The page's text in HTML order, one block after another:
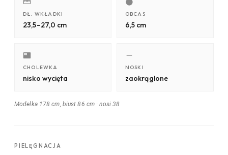
DŁ. WKŁADKI
23,5–27,0 cm
OBCAS
6,5 cm
CHOLEWKA
nisko wycięta
NOSKI
zaokrąglone
Modelka 178 cm, biust 86 cm ·nosi 38
PIELĘGNACJA